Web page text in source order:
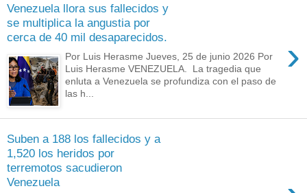
Venezuela llora sus fallecidos y
se multiplica la angustia por
cerca de 40 mil desaparecidos.
›
Por Luis Herasme Jueves, 25 de junio 2026 Por
Luis Herasme VENEZUELA. La tragedia que
enluta a Venezuela se profundiza con el paso de
las h...
Suben a 188 los fallecidos y a
1,520 los heridos por
terremotos sacudieron
Venezuela